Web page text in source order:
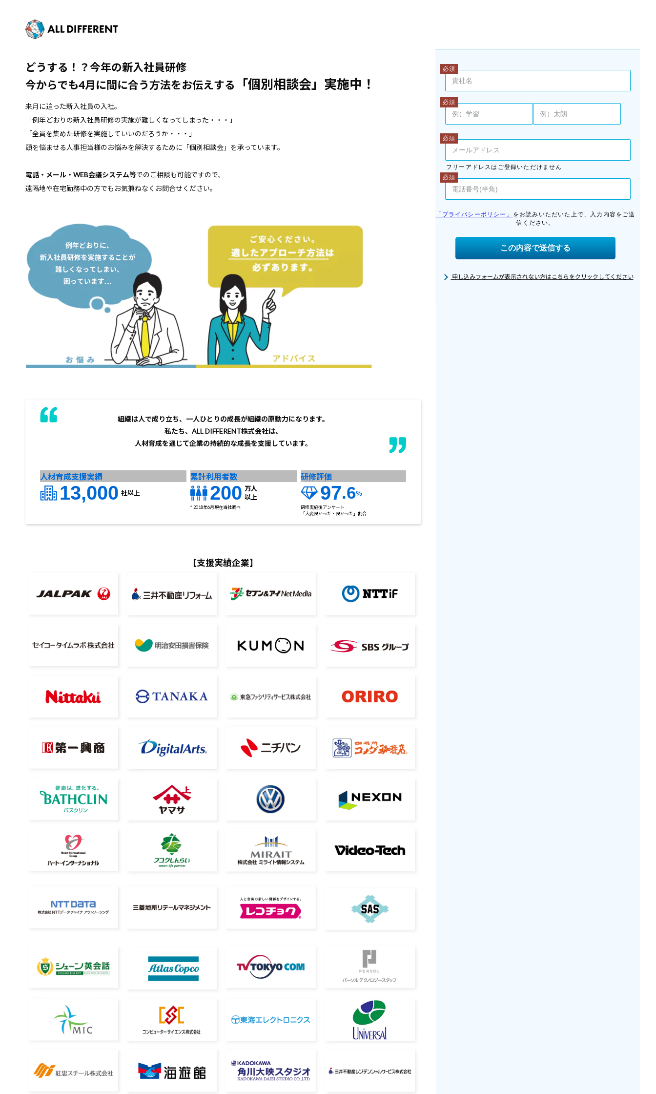
どうする！？今年の新入社員研修
今からでも4月に間に合う方法をお伝えする
「個別相談会」実施中！
来月に迫った新入社員の入社。
「例年どおりの新入社員研修の実施が難しくなってしまった・・・」
「全員を集めた研修を実施していいのだろうか・・・」
頭を悩ませる人事担当様のお悩みを解決するために「個別相談会」を承っています。
電話・メール・WEB会議システム等でのご相談も可能ですので、
遠隔地や在宅勤務中の方でもお気兼ねなくお問合せください。
組織は人で成り立ち、一人ひとりの成長が組織の原動力になります。
私たち、ALL DIFFERENT株式会社は、
人材育成を通じて企業の持続的な成長を支援しています。
人材育成支援実績 累計利用者数 研修評価
13,000 社以上 200 万人
以上
97.6％
* 2018年6月現在当社調べ
研修実施後アンケート
「大変良かった・良かった」割合
【支援実績企業】
申し込みフォームが表示されない方はこちらをクリックしてください